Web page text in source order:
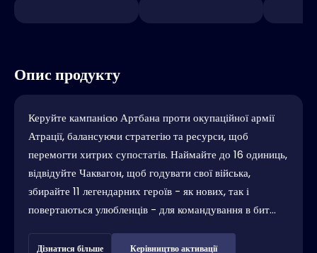
Опис продукту
Керуйте кампанією Артбана проти окупаційної армії
Атрації, балансуючи стратегію та ресурси, щоб
перемогти хитрих супостатів. Наймайте до 16 одиниць,
відвідуйте Чаквагон, щоб годувати свої війська,
збирайте 11 легендарних героїв - як нових, так і
повертаються улюбленців - для командування в бит...
Дізнатися більше Керівництво активації